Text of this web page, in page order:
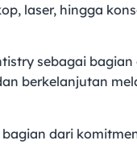
laser, hingga
sebagai bagian
berkelanjutan
bagian dari